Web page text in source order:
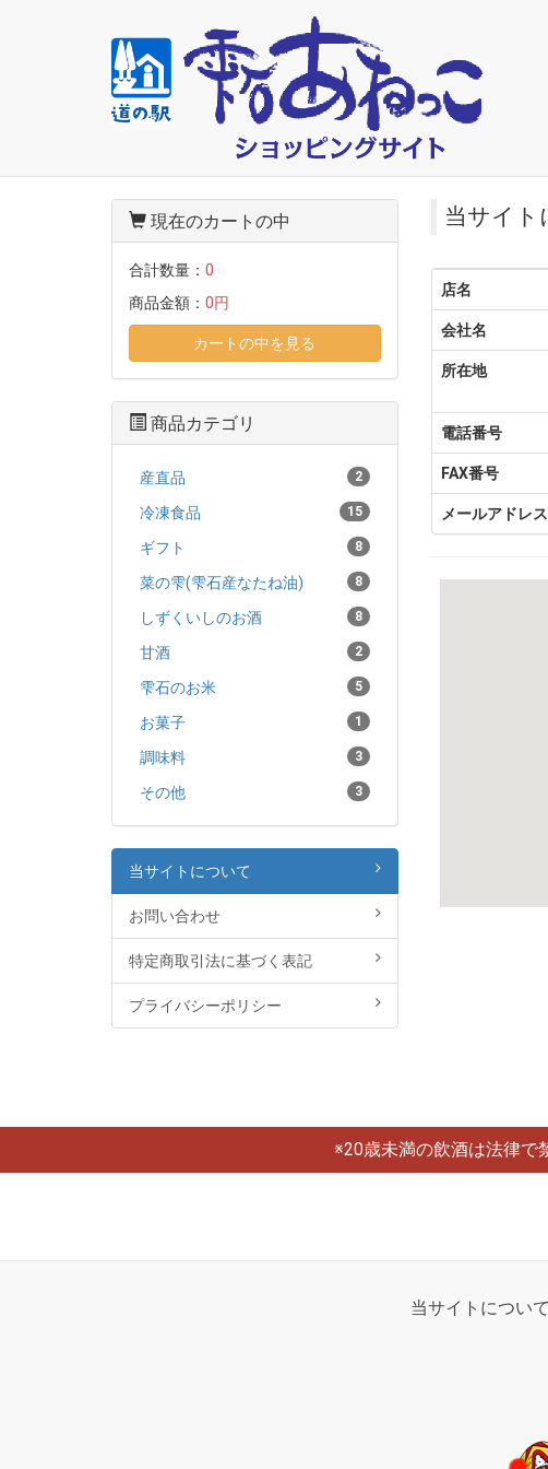
当サイト
店名
会社名
所在地
電話番号
FAX番号
メールアドレス
現在のカートの中
合計数量： 0
商品金額： 0円
カートの中を見る
商品カテゴリ
産直品 2
冷凍食品 15
ギフト 8
菜の雫(雫石産なたね油) 8
しずくいしのお酒 8
甘酒 2
雫石のお米 5
お菓子 1
調味料 3
その他 3
当サイトについて
お問い合わせ
特定商取引法に基づく表記
プライバシーポリシー
※20歳未満の飲酒は法律で
当サイトについて